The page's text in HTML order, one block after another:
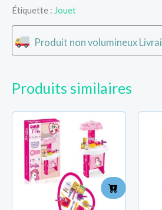
Étiquette : Jouet
Produit non volumineux
Produits similaires